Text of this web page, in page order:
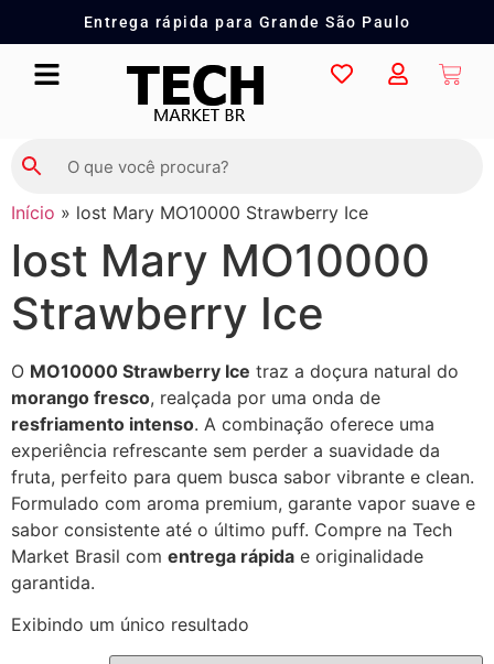
Entrega rápida para Grande São Paulo
Início » lost Mary MO10000 Strawberry Ice
lost Mary MO10000
Strawberry Ice
O MO10000 Strawberry Ice traz a doçura natural do
morango fresco, realçada por uma onda de
resfriamento intenso. A combinação oferece uma
experiência refrescante sem perder a suavidade da
fruta, perfeito para quem busca sabor vibrante e clean.
Formulado com aroma premium, garante vapor suave e
sabor consistente até o último puff. Compre na Tech
Market Brasil com entrega rápida e originalidade
garantida.
Exibindo um único resultado